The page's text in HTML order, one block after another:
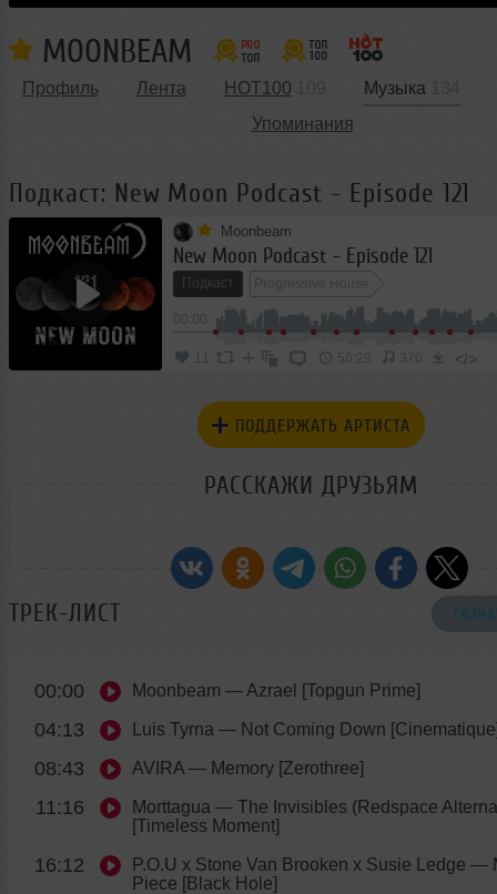
MOONBEAM
Профиль Лента HOT100 Музыка
Упоминания
Подкаст: New Moon Podcast - Episode 121
Moonbeam
New Moon Podcast - Episode 121
Подкаст Progressive House
56:29 370 </>
ПОДДЕРЖАТЬ АРТИСТА
РАССКАЖИ ДРУЗЬЯМ
ТРЕК-ЛИСТ
00:00 Moonbeam — Azrael [Topgun Prime]
04:13 Luis Tyrna — Not Coming Down
08:43 AVIRA — Memory [Zerothree]
11:16 Morttagua — The Invisibles (Redspace
[Timeless Moment]
16:12 P.O.U x Stone Van Brooken x Susie Ledge —
Piece [Black Hole]